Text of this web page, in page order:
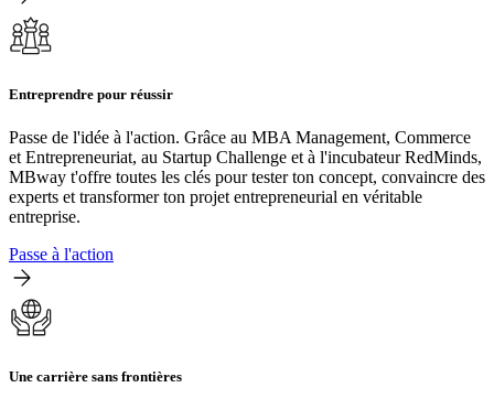
Entreprendre pour réussir
Passe de l'idée à l'action. Grâce au MBA Management, Commerce
et Entrepreneuriat, au Startup Challenge et à l'incubateur RedMinds,
MBway t'offre toutes les clés pour tester ton concept, convaincre des
experts et transformer ton projet entrepreneurial en véritable
entreprise.
Passe à l'action
Une carrière sans frontières